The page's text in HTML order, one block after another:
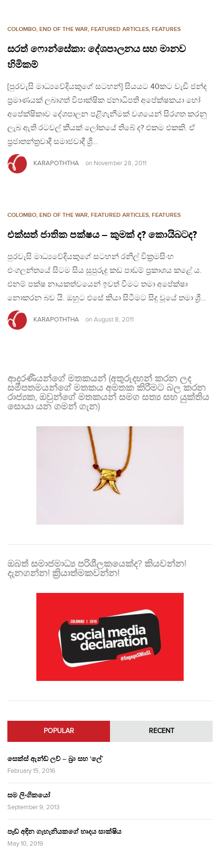
COLOMBO, END OF THE WAR, FEATURED ARTICLES, FEATURES
සරත් ෆොන්සේකා: දේශපාලනය සහ මානව
හිමිකම්
[පුරවැසි මාධ්‍යවේදියකුගේ සටහන්] සියයට 40කට වැඩි ජන්ද
ප්‍රමාණයක් ලබාගත් විපාක්ෂික ජනාධිපති අපේක්ෂකයා හෝ
අපේක්ෂිකාව දේශපාලන පළිගැනීමක් වශයෙන් සිරගත කරනු
ලැබ ඇති රටවල් කීයක් ලෝකයේ තිබේ ද? එකම එකකි. ඒ
ප්‍රජාතන්ත්‍රවාදී සමාජවාදී ශ්‍රී…
KARAPOTHTHA on November 28, 2011
COLOMBO, END OF THE WAR, FEATURED ARTICLES, FEATURES
එක්සත් ජාතික පක්ෂය – කුමක් ද? කොයිබටද?
පුරවැසි මාධ්‍යවේදියකුගේ සටහන් රනිල් වික්‍රමසිංහ
එංගලන්තයේ සිටම සිය සුපුරුදු කඩ පාඩම් ප්‍රකාශය කළේ ය.
එනම් පක්ෂ නායකත්වයෙන් ඉවත් වීමට තමා අපේක්ෂා
නොකරන බව යි. ඔහුට එසේ කියා සිටීමට සිදු වූයේ තමා ශ්‍රී…
KARAPOTHTHA on August 8, 2011
ආදරණීයන්ගේ මතකයන් (අතුරුදහන් කරන ලද
සමීපතමයන්ගේ මතකය අමතක කිරීමට බල කරන
රාජ්‍යක, ඔවුන්ගේ මතකයන් සමග සත්‍ය සහ යුක්තිය
සොයා යන ගමන් ගැන)
ඔබත් සමාජමාධ්‍ය පරිශීලකයෙක්ද? කියවන්න!
දැනගන්න! ක්‍රියාත්මකවන්න!
POPULAR RECENT
සෙක්ස් ඇන්ඩ් ලව් – බ්‍රා සහ ‘ලේ’
February 15, 2016
සම ලිංගිකයෝ
September 9, 2013
පෑඩ් අඳින ගැහැනියකගේ හෘදය සාක්ෂිය
May 10, 2019